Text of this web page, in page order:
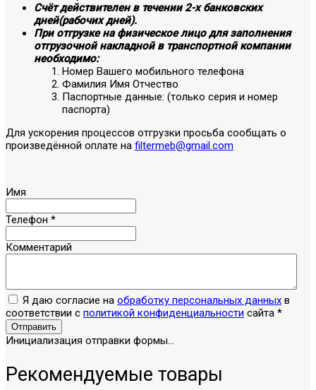
Счёт действителен в течении 2-х банковских
дней(рабочих дней).
При отгрузке на физическое лицо для заполнения
отгрузочной накладной в транспортной компании
необходимо:
Номер Вашего мобильного телефона
Фамилия Имя Отчество
Паспортные данные: (только серия и номер
паспорта)
Для ускорения процессов отгрузки просьба сообщать о
произведённой оплате на filtermeb@gmail.com
Имя
Телефон *
Комментарий
Я даю согласие на обработку персональных данных в
соответствии с политикой конфиденциальности сайта *
Отправить
Инициализация отправки формы...
Рекомендуемые товары